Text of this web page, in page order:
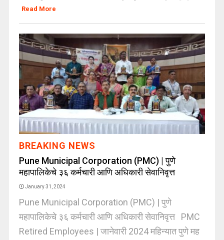
Read More
BREAKING NEWS
Pune Municipal Corporation (PMC) | पुणे
महापालिकेचे ३६ कर्मचारी आणि अधिकारी सेवानिवृत्त
January 31, 2024
Pune Municipal Corporation (PMC) | पुणे
महापालिकेचे ३६ कर्मचारी आणि अधिकारी सेवानिवृत्त PMC
Retired Employees | जानेवारी 2024 महिन्यात पुणे मह